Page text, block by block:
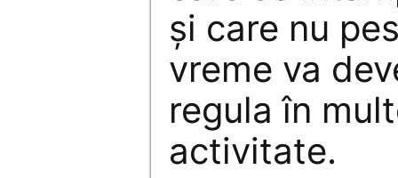
și care nu
vreme va
regula în
activitate.